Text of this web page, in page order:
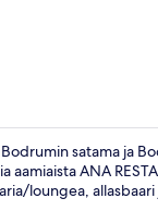
satama ja
ANA
loungea, allasbaari